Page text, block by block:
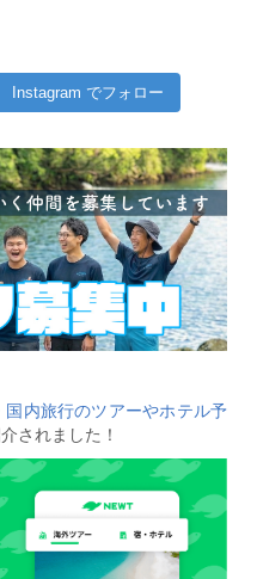
Instagram でフォロー
国内旅行のツアーやホテル予
されました！